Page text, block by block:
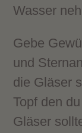
Wasser
Gebe
und
die Gläser
Topf den
Gläser